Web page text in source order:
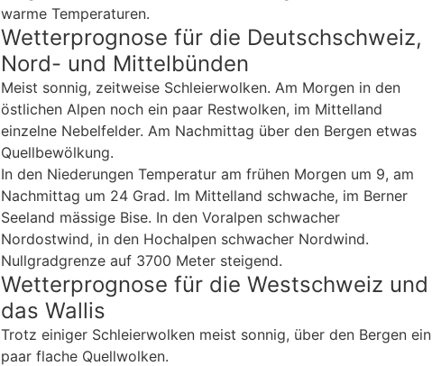
warme Temperaturen.
Wetterprognose für die Deutschschweiz,
Nord- und Mittelbünden
Meist sonnig, zeitweise Schleierwolken. Am Morgen in den
östlichen Alpen noch ein paar Restwolken, im Mittelland
einzelne Nebelfelder. Am Nachmittag über den Bergen etwas
Quellbewölkung.
In den Niederungen Temperatur am frühen Morgen um 9, am
Nachmittag um 24 Grad. Im Mittelland schwache, im Berner
Seeland mässige Bise. In den Voralpen schwacher
Nordostwind, in den Hochalpen schwacher Nordwind.
Nullgradgrenze auf 3700 Meter steigend.
Wetterprognose für die Westschweiz und
das Wallis
Trotz einiger Schleierwolken meist sonnig, über den Bergen ein
paar flache Quellwolken.